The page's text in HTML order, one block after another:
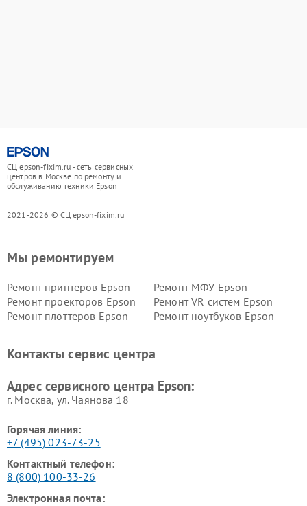
СЦ epson-fixim.ru - сеть сервисных
центров в Москве по ремонту и
обслуживанию техники Epson
2021-2026 © СЦ epson-fixim.ru
Мы ремонтируем
Ремонт принтеров Epson
Ремонт МФУ Epson
Ремонт проекторов Epson
Ремонт VR систем Epson
Ремонт плоттеров Epson
Ремонт ноутбуков Epson
Контакты сервис центра
Адрес сервисного центра Epson:
г. Москва, ул. Чаянова 18
Горячая линия:
+7 (495) 023-73-25
Контактный телефон:
8 (800) 100-33-26
Электронная почта: